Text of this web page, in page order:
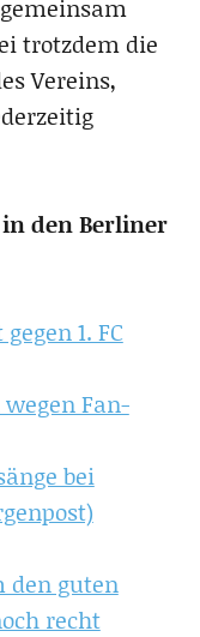
trotzdem die
Vereins,
den Berliner
1. FC
Fan-
bei
den guten
recht